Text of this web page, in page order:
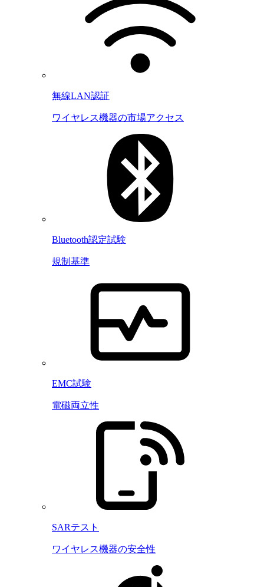
無線LAN認証
ワイヤレス機器の市場アクセス
Bluetooth認定試験
規制基準
EMC試験
電磁両立性
SARテスト
ワイヤレス機器の安全性